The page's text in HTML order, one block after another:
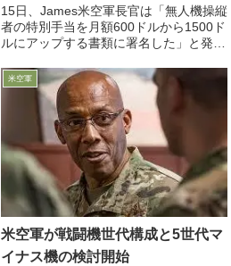
15日、James米空軍長官は「無人機操縦
者の特別手当を月額600ドルから1500ド
ルにアップする書類に署名した」と発表
米空軍
米空軍が戦闘機世代構成と5世代マ
イナス機の検討開始